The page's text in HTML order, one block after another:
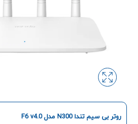
روتر بی سیم تندا N300 مدل F6 v4.0